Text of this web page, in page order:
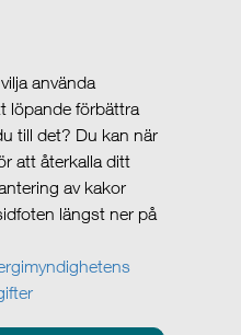
använda
löpande förbättra
till det? Du kan när
att återkalla ditt
av kakor
längst ner på